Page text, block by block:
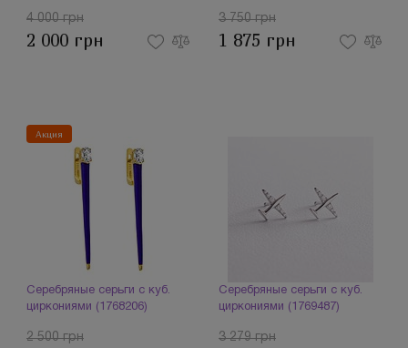
4 000 грн
2 000 грн
3 750 грн
1 875 грн
Акция
Серебряные серьги с куб.
циркониями (1768206)
2 500 грн
Серебряные серьги с куб.
циркониями (1769487)
3 279 грн